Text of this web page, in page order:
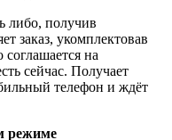
либо, получив
заказ, укомплектовав
на
сейчас. Получает
телефон и ждёт
режиме